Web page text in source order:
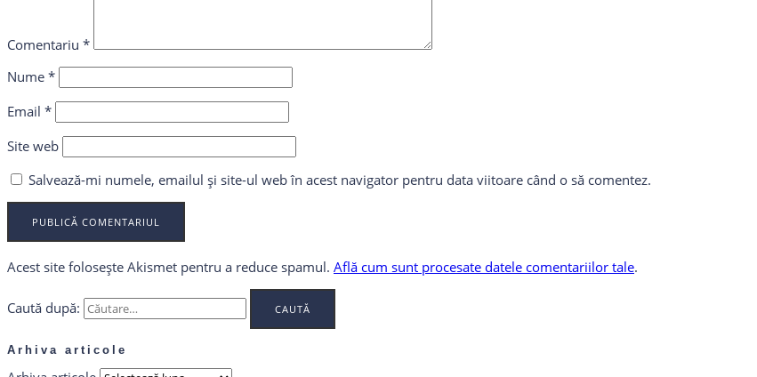
Comentariu *
Nume *
Email *
Site web
Salvează-mi numele, emailul și site-ul web în acest navigator pentru data viitoare când o să comentez.
Acest site folosește Akismet pentru a reduce spamul. Află cum sunt procesate datele comentariilor tale.
Caută după:
Arhiva articole